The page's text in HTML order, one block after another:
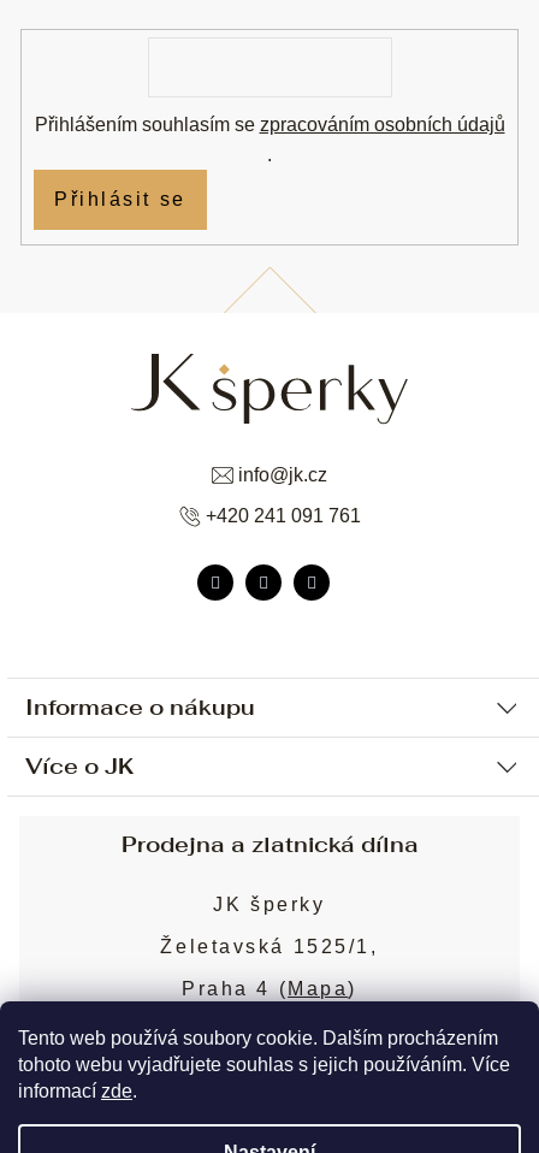
Tento web používá soubory cookie. Dalším procházením
tohoto webu vyjadřujete souhlas s jejich používáním. Více
informací zde.
Informace o nákupu
Ochrana osobních údajů
Sjednání osobní schůzky
Obchodní podmínky
Puncovní značky
Více o JK
Blog
Nejčastější dotazy
info@jk.cz
+420 241 091 761
Přihlášením souhlasím se zpracováním osobních údajů
.
Přihlásit se
Prodejna a zlatnická dílna
JK šperky
Želetavská 1525/1,
Praha 4 (Mapa)
Více o prodejně
Copyright 2026JK šperky. Všechna práva